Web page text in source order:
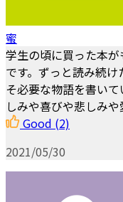
蜜
学生の頃に買った本
です。ずっと読み続
そ必要な物語を書い
しみや喜びや悲しみ
Good (2)
2021/05/30